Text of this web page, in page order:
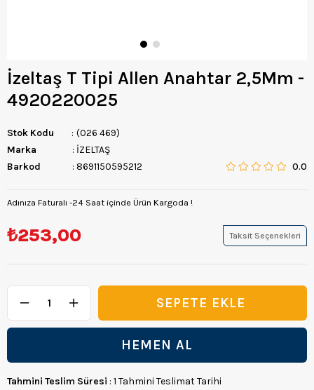
İzeltaş T Tipi Allen Anahtar 2,5Mm -
4920220025
Stok Kodu
(026 469)
Marka
: İZELTAŞ
Barkod
: 8691150595212 0.0
Adınıza Faturalı -24 Saat içinde Ürün Kargoda !
₺253,00 Taksit Seçenekleri
Tahmini Teslim Süresi : 1 Tahmini Teslimat Tarihi